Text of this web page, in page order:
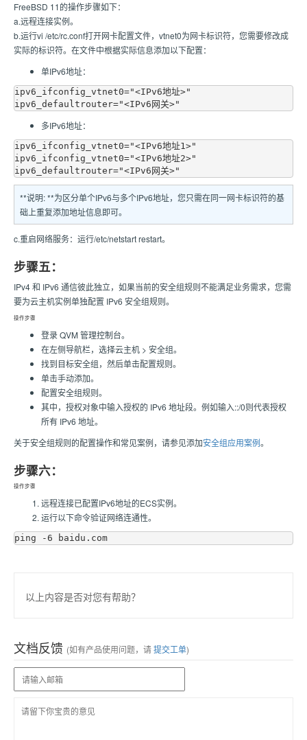
FreeBSD 11的操作步骤如下：
a.远程连接实例。
b.运行vi /etc/rc.conf打开网卡配置文件，vtnet0为网卡标识符，您需要修改成
实际的标识符。在文件中根据实际信息添加以下配置：
单IPv6地址：
ipv6_ifconfig_vtnet0="<IPv6地址>"
多IPv6地址：
ipv6_ifconfig_vtnet0="<IPv6地址1>"
ipv6_ifconfig_vtnet0="<IPv6地址2>"
**说明: **为区分单个IPv6与多个IPv6地址，您只需在同一网卡标识符的基
础上重复添加地址信息即可。
c.重启网络服务：运行/etc/netstart restart。
步骤五：
IPv4 和 IPv6 通信彼此独立，如果当前的安全组规则不能满足业务需求，您需
要为云主机实例单独配置 IPv6 安全组规则。
操作步骤
登录 QVM 管理控制台。
在左侧导航栏，选择云主机 > 安全组。
找到目标安全组，然后单击配置规则。
单击手动添加。
配置安全组规则。
其中，授权对象中输入授权的 IPv6 地址段。例如输入::/0则代表授权
所有 IPv6 地址。
关于安全组规则的配置操作和常见案例，请参见添加安全组应用案例。
步骤六：
操作步骤
远程连接已配置IPv6地址的ECS实例。
运行以下命令验证网络连通性。
以上内容是否对您有帮助？
文档反馈 (如有产品使用问题，请提交工单)